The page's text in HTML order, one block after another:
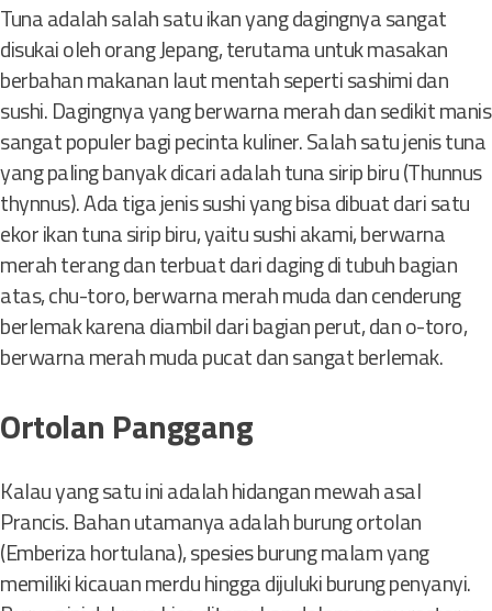
Tuna adalah salah satu ikan yang dagingnya sangat
disukai oleh orang Jepang, terutama untuk masakan
berbahan makanan laut mentah seperti sashimi dan
sushi. Dagingnya yang berwarna merah dan sedikit manis
sangat populer bagi pecinta kuliner. Salah satu jenis tuna
yang paling banyak dicari adalah tuna sirip biru (Thunnus
thynnus). Ada tiga jenis sushi yang bisa dibuat dari satu
ekor ikan tuna sirip biru, yaitu sushi akami, berwarna
merah terang dan terbuat dari daging di tubuh bagian
atas, chu-toro, berwarna merah muda dan cenderung
berlemak karena diambil dari bagian perut, dan o-toro,
berwarna merah muda pucat dan sangat berlemak.
Ortolan Panggang
Kalau yang satu ini adalah hidangan mewah asal
Prancis. Bahan utamanya adalah burung ortolan
(Emberiza hortulana), spesies burung malam yang
memiliki kicauan merdu hingga dijuluki burung penyanyi.